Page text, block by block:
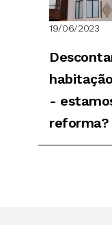
19/06/2023
-
reforma?